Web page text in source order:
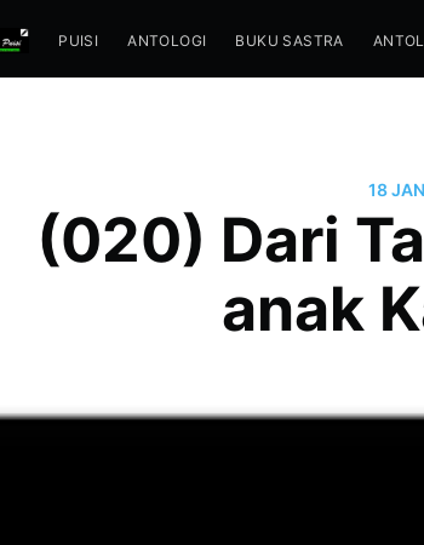
PUISI ANTOLOGI BUKU SASTRA
18
(020) Dari
anak